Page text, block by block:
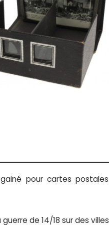
pour cartes postales
de 14/18 sur des villes